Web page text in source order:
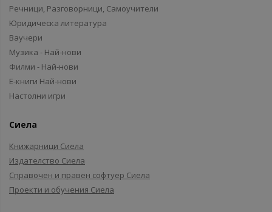
Речници, Разговорници, Самоучители
Юридическа литература
Ваучери
Музика - Най-нови
Филми - Най-нови
Е-книги Най-нови
Настолни игри
Сиела
Книжарници Сиела
Издателство Сиела
Справочен и правен софтуер Сиела
Проекти и обучения Сиела